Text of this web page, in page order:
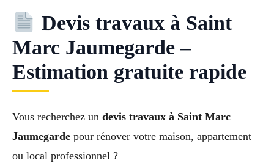
Devis travaux à Saint
Marc Jaumegarde –
Estimation gratuite rapide
Vous recherchez un devis travaux à Saint Marc
Jaumegarde pour rénover votre maison, appartement
ou local professionnel ?